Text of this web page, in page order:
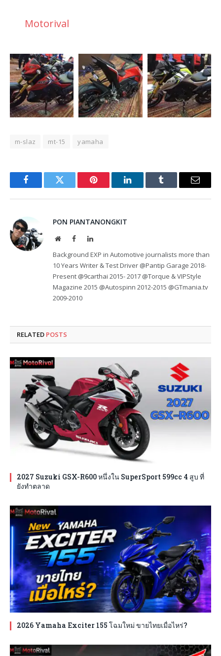
Motorival
m-slaz mt-15 yamaha
FacebookTwitter Pinterest LinkedInTumblr Email
PON PIANTANONGKIT
WebsiteFacebookLinkedIn
Background EXP in Automotive journalists more than
10 Years Writer & Test Driver @Pantip Garage 2018-
Present @9carthai 2015- 2017 @Torque & VIPStyle
Magazine 2015 @Autospinn 2012-2015 @GTmania.tv
2009-2010
RELATED POSTS
2027 Suzuki GSX-R600 หนึ่งใน SuperSport 599cc 4 สูบ ที่
ยังทำตลาด
2026 Yamaha Exciter 155 โฉมใหม่ ขายไทยเมื่อไหร่?